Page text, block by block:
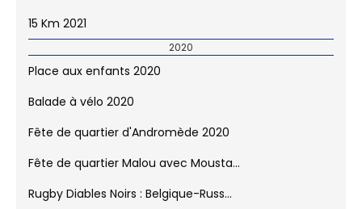
Balade à vélo 2021
Rentrée en fête 2021
Place aux enfants 2020
Balade à vélo 2020